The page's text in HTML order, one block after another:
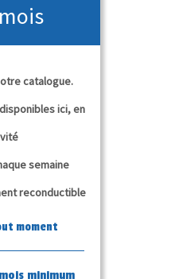
catalogue.
ici, en
semaine
reconductible
moment
minimum